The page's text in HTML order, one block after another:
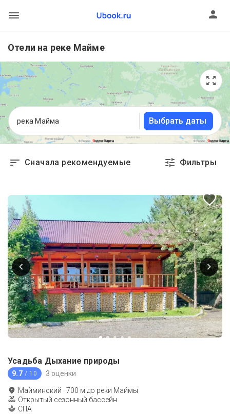
Отели на реке Майме
река Майма Выбрать даты
Сначала рекомендуемые Фильтры
Усадьба Дыхание природы
9.7 / 10 3 оценки
Майминский ·700 м до реки Маймы
Открытый сезонный бассейн
СПА